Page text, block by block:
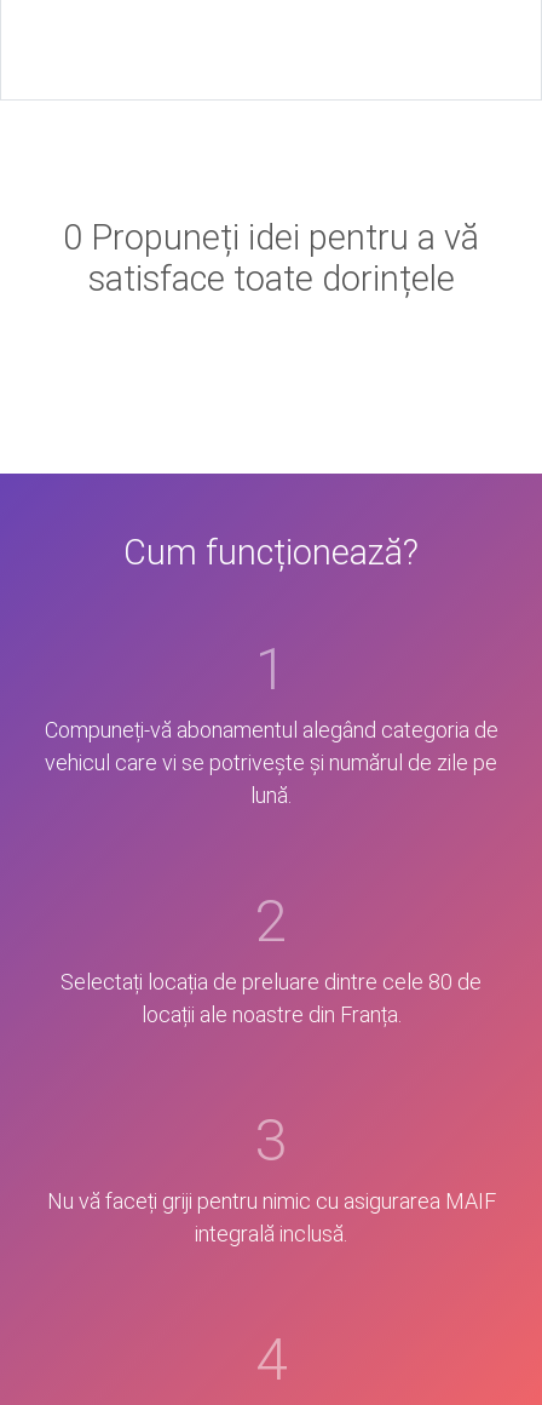
0 Propuneți idei pentru a vă
satisface toate dorințele
Cum funcționează?
1
Compuneți-vă abonamentul alegând categoria de
vehicul care vi se potrivește și numărul de zile pe
lună.
2
Selectați locația de preluare dintre cele 80 de
locații ale noastre din Franța.
3
Nu vă faceți griji pentru nimic cu asigurarea MAIF
integrală inclusă.
4